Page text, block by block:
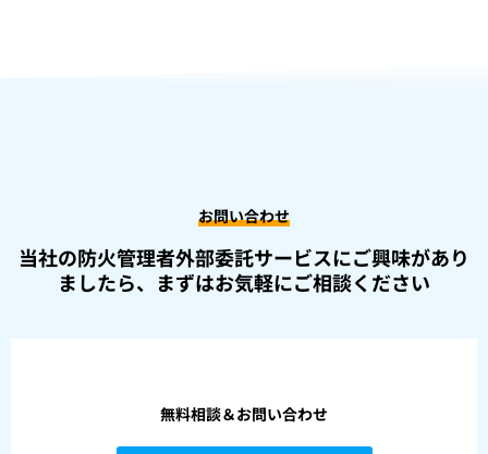
お問い合わせ
当社の防火管理者外部委託サービスにご興味があり
ましたら、 まずはお気軽にご相談ください
無料相談＆お問い合わせ